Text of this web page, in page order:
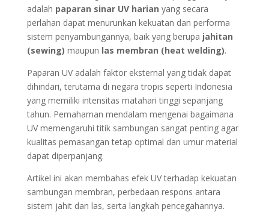
adalah paparan sinar UV harian yang secara
perlahan dapat menurunkan kekuatan dan performa
sistem penyambungannya, baik yang berupa jahitan
(sewing) maupun las membran (heat welding).
Paparan UV adalah faktor eksternal yang tidak dapat
dihindari, terutama di negara tropis seperti Indonesia
yang memiliki intensitas matahari tinggi sepanjang
tahun. Pemahaman mendalam mengenai bagaimana
UV memengaruhi titik sambungan sangat penting agar
kualitas pemasangan tetap optimal dan umur material
dapat diperpanjang.
Artikel ini akan membahas efek UV terhadap kekuatan
sambungan membran, perbedaan respons antara
sistem jahit dan las, serta langkah pencegahannya.